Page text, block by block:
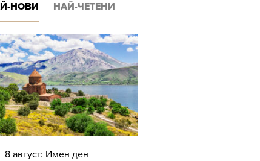
НОВИ НАЙ-ЧЕТЕНИ
8 август: Имен ден